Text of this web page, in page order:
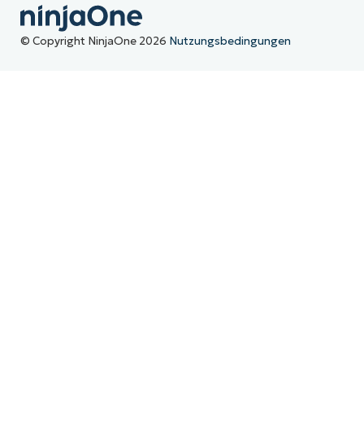
© Copyright NinjaOne 2026 Nutzungsbedingungen